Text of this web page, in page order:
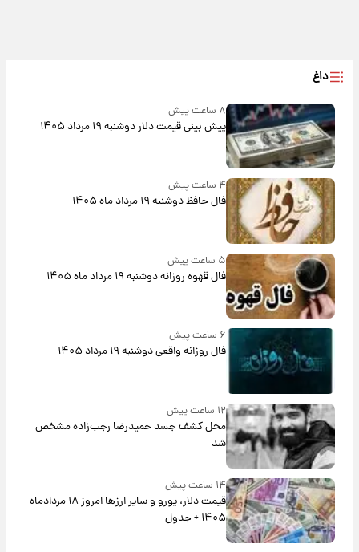
داغ
۸ ساعت پیش
پیش‌ بینی قیمت دلار دوشنبه ۱۹ مرداد ۱۴۰۵
۴ ساعت پیش
فال حافظ دوشنبه ۱۹ مرداد ماه ۱۴۰۵
۵ ساعت پیش
فال قهوه روزانه دوشنبه ۱۹ مرداد ماه ۱۴۰۵
فال روزانه واقعی دوشنبه ۱۹ مرداد ۱۴۰۵
۱۲ ساعت پیش
محل کشف جسد حمیدرضا رجب‌زاده مشخص
شد
۱۴ ساعت پیش
قیمت دلار، یورو و سایر ارزها امروز ۱۸ مردادماه
۱۴۰۵ + جدول